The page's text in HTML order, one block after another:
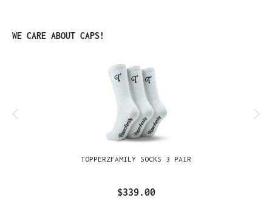
Omitir la galería de productos
WE CARE ABOUT CAPS!
TOPPERZFAMILY SOCKS 3 PAIR
$339.00